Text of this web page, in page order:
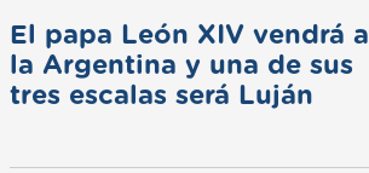
El papa León XIV vendrá a
la Argentina y una de sus
tres escalas será Luján